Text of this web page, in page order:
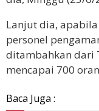
Lanjut dia,
personel
ditambahkan dari
mencapai 700
Baca Juga :